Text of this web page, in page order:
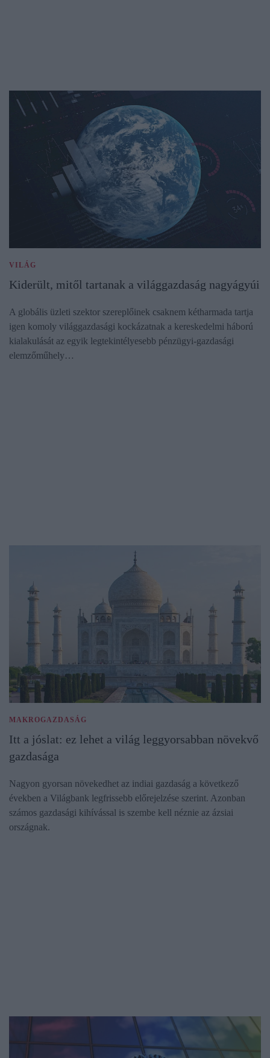
VILÁG
Kiderült, mitől tartanak a világgazdaság nagyágyúi
A globális üzleti szektor szereplőinek csaknem kétharmada tartja
igen komoly világgazdasági kockázatnak a kereskedelmi háború
kialakulását az egyik legtekintélyesebb pénzügyi-gazdasági
elemzőműhely…
MAKROGAZDASÁG
Itt a jóslat: ez lehet a világ leggyorsabban növekvő
gazdasága
Nagyon gyorsan növekedhet az indiai gazdaság a következő
években a Világbank legfrissebb előrejelzése szerint. Azonban
számos gazdasági kihívással is szembe kell néznie az ázsiai
országnak.